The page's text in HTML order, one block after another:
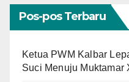
Pos-pos Terbaru
Ketua PWM Kalbar
Suci Menuju Muktamar